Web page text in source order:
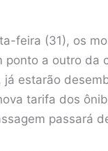
feira (31), os
ponto a outro da
estarão
tarifa dos
passará